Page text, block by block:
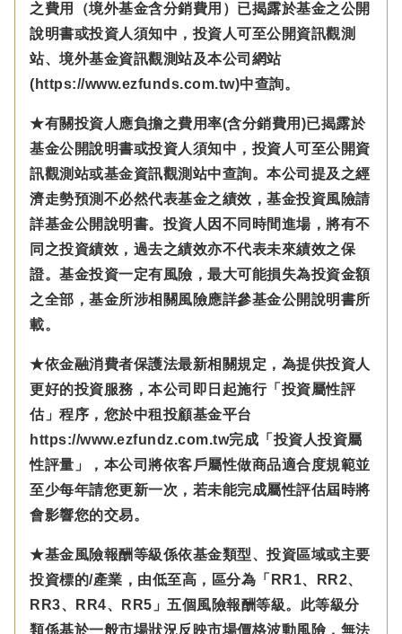
之費用（境外基金含分銷費用）已揭露於基金之公開
說明書或投資人須知中，投資人可至公開資訊觀測
站、境外基金資訊觀測站及本公司網站
(https://www.ezfunds.com.tw)中查詢。
★有關投資人應負擔之費用率(含分銷費用)已揭露於
基金公開說明書或投資人須知中，投資人可至公開資
訊觀測站或基金資訊觀測站中查詢。本公司提及之經
濟走勢預測不必然代表基金之績效，基金投資風險請
詳基金公開說明書。投資人因不同時間進場，將有不
同之投資績效，過去之績效亦不代表未來績效之保
證。基金投資一定有風險，最大可能損失為投資金額
之全部，基金所涉相關風險應詳參基金公開說明書所
載。
★依金融消費者保護法最新相關規定，為提供投資人
更好的投資服務，本公司即日起施行「投資屬性評
估」程序，您於中租投顧基金平台
https://www.ezfundz.com.tw完成「投資人投資屬
性評量」，本公司將依客戶屬性做商品適合度規範並
至少每年請您更新一次，若未能完成屬性評估屆時將
會影響您的交易。
★基金風險報酬等級係依基金類型、投資區域或主要
投資標的/產業，由低至高，區分為「RR1、RR2、
RR3、RR4、RR5」五個風險報酬等級。此等級分
類係基於一般市場狀況反映市場價格波動風險，無法